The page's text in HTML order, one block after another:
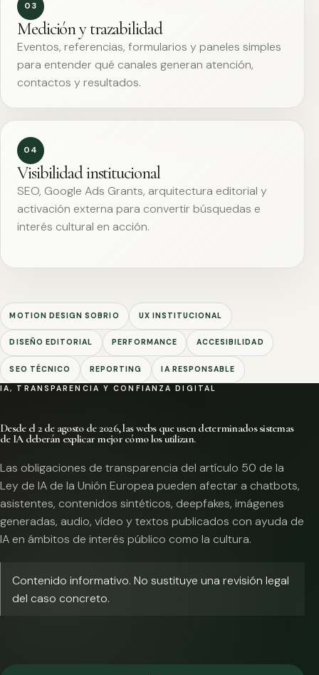
03
Medición y trazabilidad
Eventos, referencias, formularios y paneles simples
para entender qué canales generan atención,
contactos y resultados.
04
Visibilidad institucional
SEO, Google Ads Grants, arquitectura editorial y
activación externa para convertir búsquedas e
interés cultural en acción.
MOTION DESIGN SOBRIO UX INSTITUCIONAL
DISEÑO EDITORIAL PERFORMANCE ACCESIBILIDAD
SEO TÉCNICO REPORTING IA RESPONSABLE
IA, TRANSPARENCIA Y CONFIANZA DIGITAL
Desde el 2 de agosto de 2026, las webs que usen determinados sistemas
de IA deberán explicar mejor cómo los utilizan.
Las obligaciones de transparencia del artículo 50 de la
Ley de IA de la Unión Europea pueden afectar a chatbots,
asistentes, contenidos sintéticos, deepfakes, imágenes
generadas, audio, vídeo y textos publicados con ayuda de
IA en ámbitos de interés público como la cultura.
Contenido informativo. No sustituye una revisión legal
del caso concreto.